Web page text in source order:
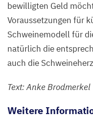
bewilligten Geld
Voraussetzungen für
Schweinemodell für
natürlich die
auch die
Text: Anke Brodmerkel
Weitere